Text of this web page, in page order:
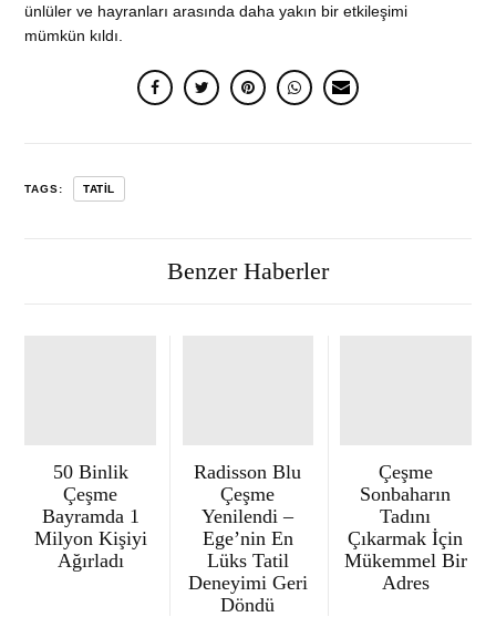
ünlüler ve hayranları arasında daha yakın bir etkileşimi
mümkün kıldı.
TAGS: TATIL
Benzer Haberler
50 Binlik
Çeşme
Bayramda 1
Milyon Kişiyi
Ağırladı
Radisson Blu
Çeşme
Yenilendi –
Ege’nin En
Lüks Tatil
Deneyimi Geri
Döndü
Çeşme
Sonbaharın
Tadını
Çıkarmak İçin
Mükemmel Bir
Adres